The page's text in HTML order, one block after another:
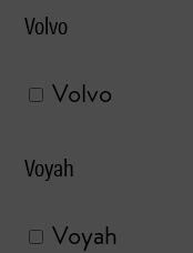
Volvo
Volvo
Voyah
Voyah